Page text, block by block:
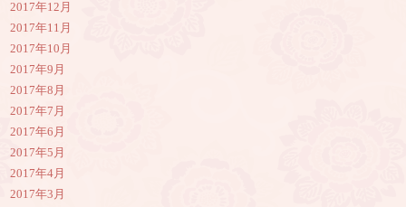
2017年12月
2017年11月
2017年10月
2017年9月
2017年8月
2017年7月
2017年6月
2017年5月
2017年4月
2017年3月